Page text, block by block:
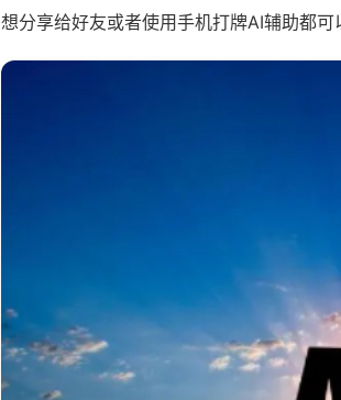
想分享给好友或者使用手机打牌AI辅助都可